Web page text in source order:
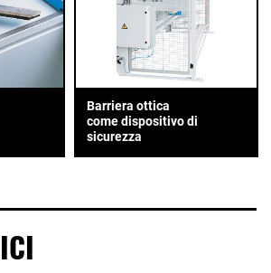
Barriera ottica
come dispositivo di
sicurezza